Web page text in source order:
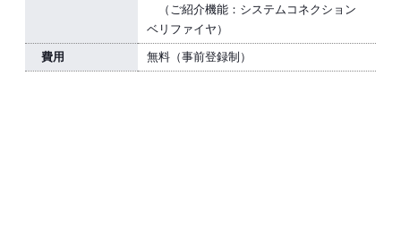
（ご紹介機能：システムコネクション
ベリファイヤ）
費用
無料（事前登録制）